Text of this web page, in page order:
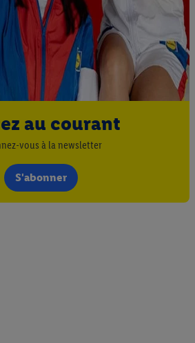
au courant
vous à la newsletter
S'abonner